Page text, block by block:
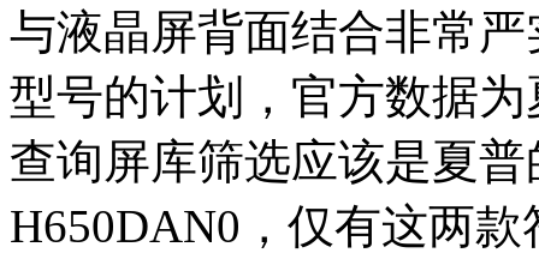
与液晶屏背面结合非常
型号的计划，官方数据为
查询屏库筛选应该是夏
H650DAN0，仅有这两